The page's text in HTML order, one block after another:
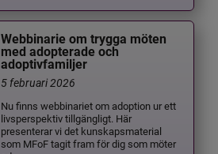
Webbinarie om trygga möten
med adopterade och
adoptivfamiljer
5 februari 2026
Nu finns webbinariet om adoption ur ett
livsperspektiv tillgängligt. Här
presenterar vi det kunskapsmaterial
som MFoF tagit fram för dig som möter